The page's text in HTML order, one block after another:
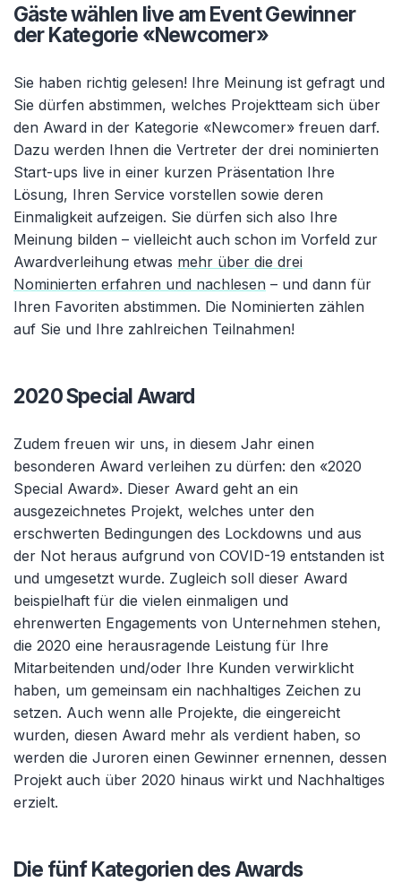
Gäste wählen live am Event Gewinner
der Kategorie «Newcomer»
Sie haben richtig gelesen! Ihre Meinung ist gefragt und
Sie dürfen abstimmen, welches Projektteam sich über
den Award in der Kategorie «Newcomer» freuen darf.
Dazu werden Ihnen die Vertreter der drei nominierten
Start-ups live in einer kurzen Präsentation Ihre
Lösung, Ihren Service vorstellen sowie deren
Einmaligkeit aufzeigen. Sie dürfen sich also Ihre
Meinung bilden – vielleicht auch schon im Vorfeld zur
Awardverleihung etwas mehr über die drei
Nominierten erfahren und nachlesen – und dann für
Ihren Favoriten abstimmen. Die Nominierten zählen
auf Sie und Ihre zahlreichen Teilnahmen!
2020 Special Award
Zudem freuen wir uns, in diesem Jahr einen
besonderen Award verleihen zu dürfen: den «2020
Special Award». Dieser Award geht an ein
ausgezeichnetes Projekt, welches unter den
erschwerten Bedingungen des Lockdowns und aus
der Not heraus aufgrund von COVID-19 entstanden ist
und umgesetzt wurde. Zugleich soll dieser Award
beispielhaft für die vielen einmaligen und
ehrenwerten Engagements von Unternehmen stehen,
die 2020 eine herausragende Leistung für Ihre
Mitarbeitenden und/oder Ihre Kunden verwirklicht
haben, um gemeinsam ein nachhaltiges Zeichen zu
setzen. Auch wenn alle Projekte, die eingereicht
wurden, diesen Award mehr als verdient haben, so
werden die Juroren einen Gewinner ernennen, dessen
Projekt auch über 2020 hinaus wirkt und Nachhaltiges
erzielt.
Die fünf Kategorien des Awards